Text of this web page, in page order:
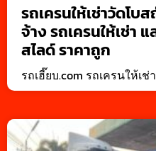
รถเครนให้เช่าวัดโบ
จ้าง รถเครนให้เช่า
สไลด์ ราคาถูก
รถเฮี๊ยบ.com รถเครนให้เ